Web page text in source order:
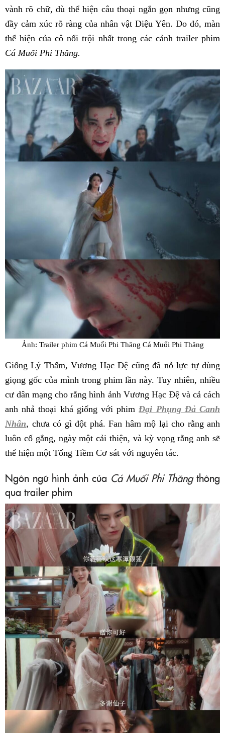
vành rõ chữ, dù thể hiện câu thoại ngắn gọn nhưng cũng
đầy cảm xúc rõ ràng của nhân vật Diệu Yên. Do đó, màn
thể hiện của cô nổi trội nhất trong các cảnh trailer phim
Cá Muối Phi Thăng.
Ảnh: Trailer phim Cá Muối Phi Thăng Cá Muối Phi Thăng
Giống Lý Thấm, Vương Hạc Đệ cũng đã nỗ lực tự dùng
giọng gốc của mình trong phim lần này. Tuy nhiên, nhiều
cư dân mạng cho rằng hình ảnh Vương Hạc Đệ và cả cách
anh nhả thoại khá giống với phimĐại Phụng Đả Canh
Nhân, chưa có gì đột phá. Fan hâm mộ lại cho rằng anh
luôn cố gắng, ngày một cải thiện, và kỳ vọng rằng anh sẽ
thể hiện một Tống Tiềm Cơ sát với nguyên tác.
Ngôn ngữ hình ảnh của Cá Muối Phi Thăngthông
qua trailer phim